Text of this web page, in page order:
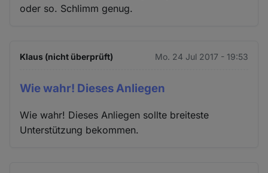
oder so. Schlimm genug.
Klaus (nicht überprüft) Mo. 24 Jul 2017 - 19:53
Wie wahr! Dieses Anliegen
Wie wahr! Dieses Anliegen sollte breiteste
Unterstützung bekommen.